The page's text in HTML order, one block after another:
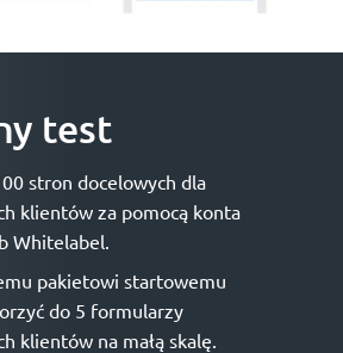
test
stron docelowych dla
klientów za pomocą konta
Whitelabel.
pakietowi startowemu
do 5 formularzy
klientów na małą skalę.